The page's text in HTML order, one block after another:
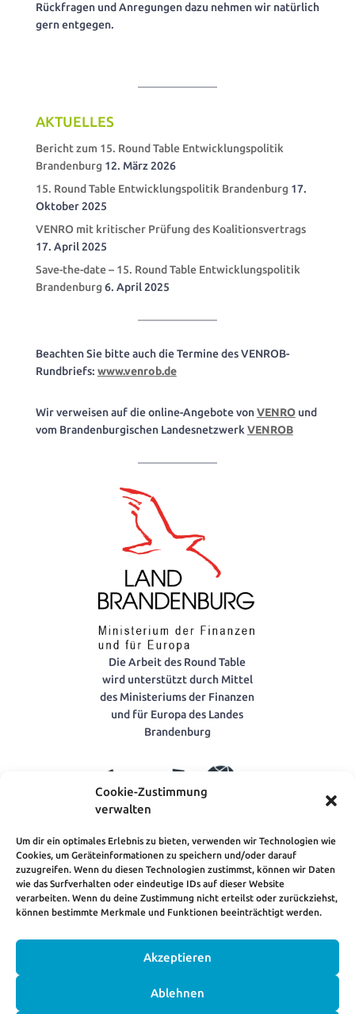
Cookie-Zustimmung
verwalten
Um dir ein optimales Erlebnis zu bieten, verwenden wir Technologien wie
Cookies, um Geräteinformationen zu speichern und/oder darauf
zuzugreifen. Wenn du diesen Technologien zustimmst, können wir Daten
wie das Surfverhalten oder eindeutige IDs auf dieser Website
verarbeiten. Wenn du deine Zustimmung nicht erteilst oder zurückziehst,
können bestimmte Merkmale und Funktionen beeinträchtigt werden.
Akzeptieren
Ablehnen
Rückfragen und Anregungen dazu nehmen wir natürlich
gern entgegen.
AKTUELLES
Bericht zum 15. Round Table Entwicklungspolitik
Brandenburg 12. März 2026
15. Round Table Entwicklungspolitik Brandenburg 17.
Oktober 2025
VENRO mit kritischer Prüfung des Koalitionsvertrags
17. April 2025
Save-the-date – 15. Round Table Entwicklungspolitik
Brandenburg 6. April 2025
Beachten Sie bitte auch die Termine des VENROB-
Rundbriefs: www.venrob.de
Wir verweisen auf die online-Angebote vonVENROund
vom Brandenburgischen Landesnetzwerk VENROB
Die Arbeit des Round Table
wird unterstützt durch Mittel
des Ministeriums der Finanzen
und für Europa des Landes
Brandenburg
VENROB – Verbund
Entwicklungspolitischer
Nichtregierungsorganisationen
Brandenburgs e.V.
KONTAKT